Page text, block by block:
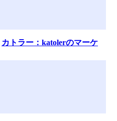
カトラー：katolerのマーケ